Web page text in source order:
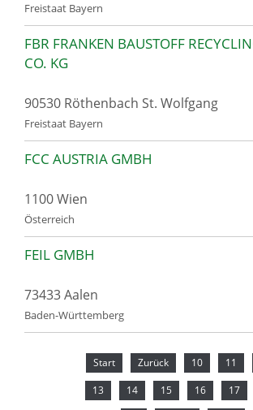
Freistaat Bayern
FBR FRANKEN BAUSTOFF
CO. KG
90530 Röthenbach St. Wolfgang
Freistaat Bayern
FCC AUSTRIA GMBH
1100 Wien
Österreich
FEIL GMBH
73433 Aalen
Baden-Württemberg
Start Zurück 10 11
13 14 15 16 17